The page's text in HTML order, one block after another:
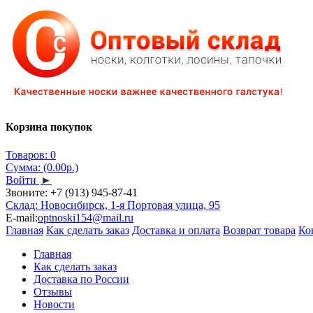
Корзина покупок
Товаров: 0
Сумма: (0.00р.)
Войти ►
Звоните: +7 (913) 945-87-41
Склад: Новосибирск, 1-я Портовая улица, 95
E-mail:optnoski154@mail.ru
Главная Как сделать заказ Доставка и оплата Возврат товара
Главная
Как сделать заказ
Доставка по России
Отзывы
Новости